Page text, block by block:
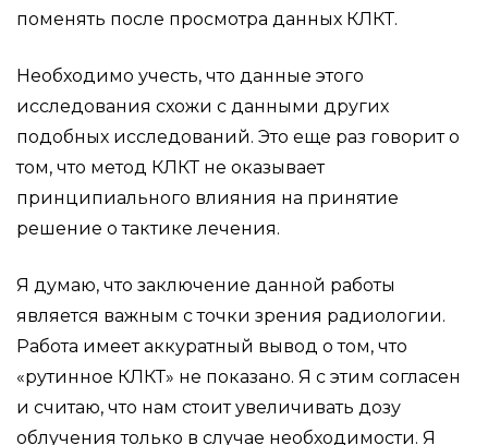
поменять после просмотра данных КЛКТ.
Необходимо учесть, что данные этого
исследования схожи с данными других
подобных исследований. Это еще раз говорит о
том, что метод КЛКТ не оказывает
принципиального влияния на принятие
решение о тактике лечения.
Я думаю, что заключение данной работы
является важным с точки зрения радиологии.
Работа имеет аккуратный вывод о том, что
«рутинное КЛКТ» не показано. Я с этим согласен
и считаю, что нам стоит увеличивать дозу
облучения только в случае необходимости. Я